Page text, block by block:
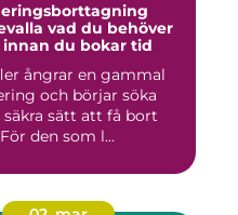
du behöver
innan du bokar tid
ångrar en gammal
och börjar söka
sätt att få bort
den som l...